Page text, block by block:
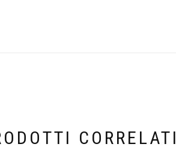
CORRELATI